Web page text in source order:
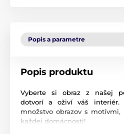
Popis a parametre
Popis produktu
Vyberte si obraz z našej
dotvorí a oživí váš interiér.
množstvo obrazov s
každej domácnosti!